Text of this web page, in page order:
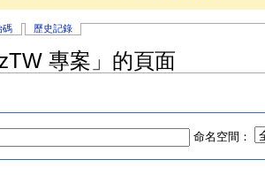
碼 歷史記錄
專案」的頁面
命名空間：